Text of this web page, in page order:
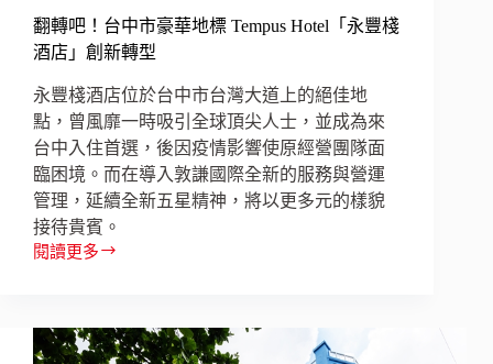
台
北
西
門」，
融
合
日
台
文
化
的
翻轉吧！台中市豪華地標 Tempus Hotel「永豐棧
酒店」創新轉型
永豐棧酒店位於台中市台灣大道上的絕佳地
點，曾風靡一時吸引全球頂尖人士，並成為來
台中入住首選，後因疫情影響使原經營團隊面
臨困境。而在導入敦謙國際全新的服務與營運
管理，延續全新五星精神，將以更多元的樣貌
接待貴賓。
閱讀更多
翻
台
中